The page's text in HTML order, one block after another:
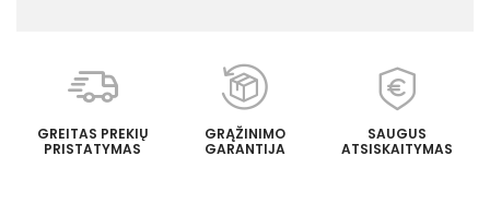
GREITAS PREKIŲ
PRISTATYMAS
GRĄŽINIMO
GARANTIJA
SAUGUS
ATSISKAITYMAS